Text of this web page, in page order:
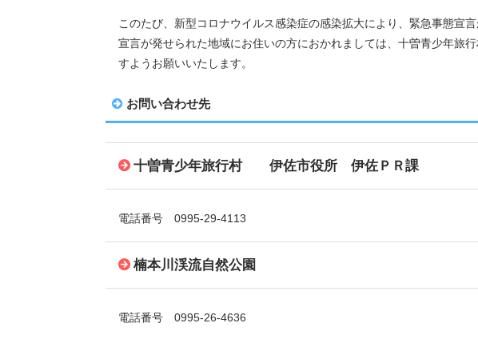
このたび、新型コロナウイルス感染症の感染拡大により、緊急事態宣
宣言が発せられた地域にお住いの方におかれましては、十曽青少年旅
すようお願いいたします。
お問い合わせ先
十曽青少年旅行村 伊佐市役所 伊佐ＰＲ課
電話番号 0995-29-4113
楠本川渓流自然公園
電話番号 0995-26-4636